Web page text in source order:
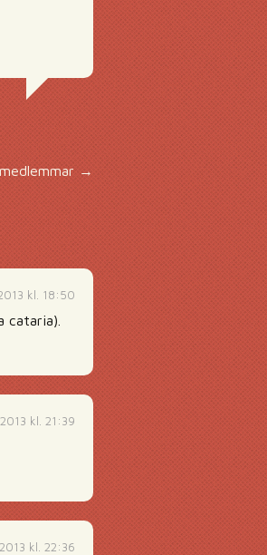
→
kl. 18:50
kl. 21:39
kl. 22:36